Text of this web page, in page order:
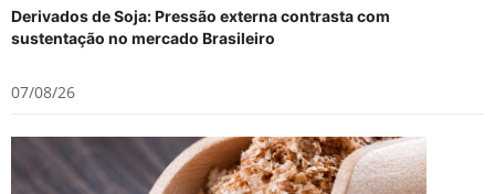
Derivados de Soja: Pressão externa contrasta com
sustentação no mercado Brasileiro
07/08/26